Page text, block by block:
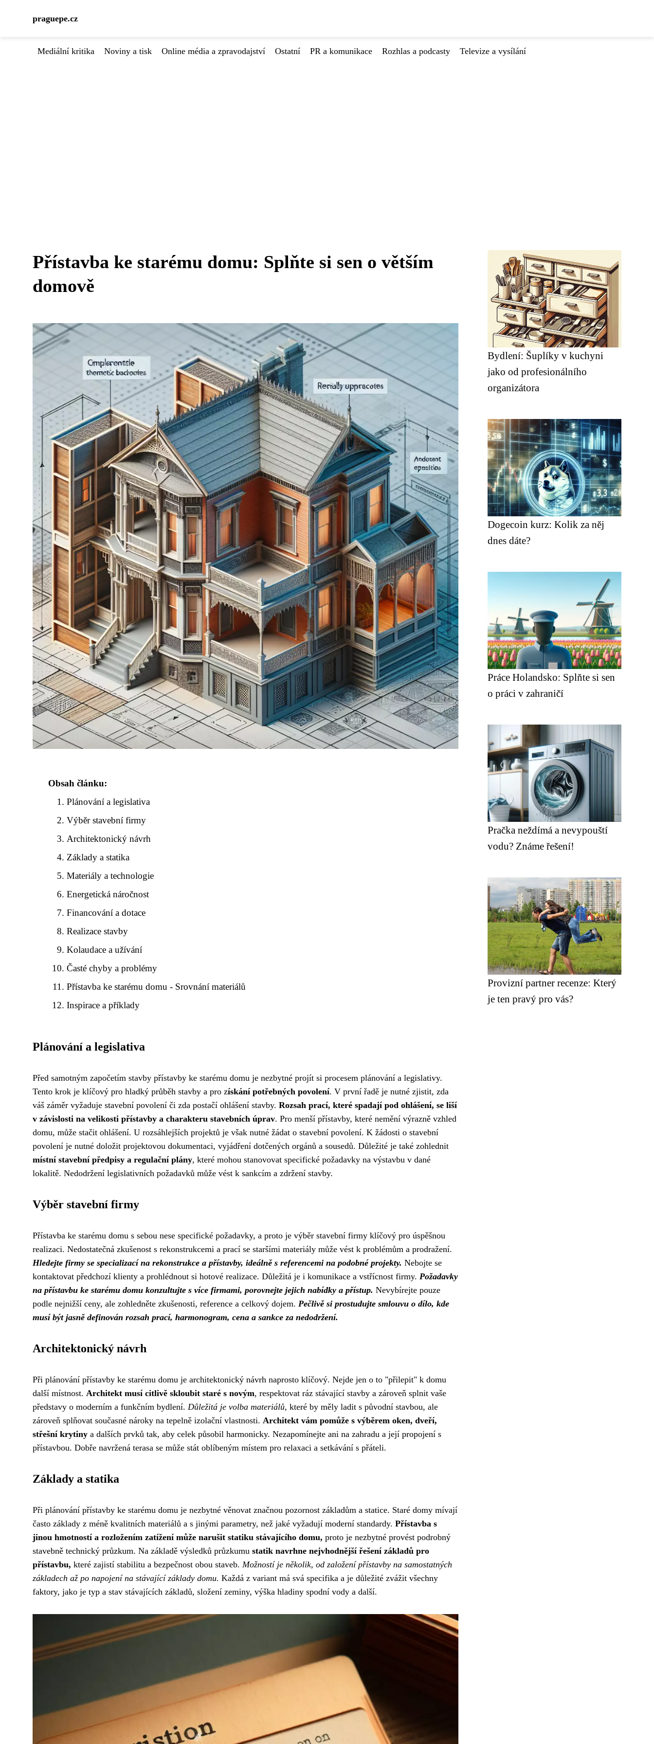
praguepe.cz
Mediální kritika Noviny a tisk Online média a zpravodajství Ostatní PR a komunikace Rozhlas a podcasty Televize a vysílání
Přístavba ke starému domu: Splňte si sen o větším
domově
Obsah článku:
Plánování a legislativa
Výběr stavební firmy
Architektonický návrh
Základy a statika
Materiály a technologie
Energetická náročnost
Financování a dotace
Realizace stavby
Kolaudace a užívání
Časté chyby a problémy
Přístavba ke starému domu - Srovnání materiálů
Inspirace a příklady
Plánování a legislativa
Před samotným započetím stavby přístavby ke starému domu je nezbytné projít si procesem plánování a legislativy.
Tento krok je klíčový pro hladký průběh stavby a pro získání potřebných povolení. V první řadě je nutné zjistit, zda
váš záměr vyžaduje stavební povolení či zda postačí ohlášení stavby. Rozsah prací, které spadají pod ohlášení, se liší
v závislosti na velikosti přístavby a charakteru stavebních úprav. Pro menší přístavby, které nemění výrazně vzhled
domu, může stačit ohlášení. U rozsáhlejších projektů je však nutné žádat o stavební povolení. K žádosti o stavební
povolení je nutné doložit projektovou dokumentaci, vyjádření dotčených orgánů a sousedů. Důležité je také zohlednit
místní stavební předpisy a regulační plány, které mohou stanovovat specifické požadavky na výstavbu v dané
lokalitě. Nedodržení legislativních požadavků může vést k sankcím a zdržení stavby.
Výběr stavební firmy
Přístavba ke starému domu s sebou nese specifické požadavky, a proto je výběr stavební firmy klíčový pro úspěšnou
realizaci. Nedostatečná zkušenost s rekonstrukcemi a prací se staršími materiály může vést k problémům a prodražení.
Hledejte firmy se specializací na rekonstrukce a přístavby, ideálně s referencemi na podobné projekty. Nebojte se
kontaktovat předchozí klienty a prohlédnout si hotové realizace. Důležitá je i komunikace a vstřícnost firmy. Požadavky
na přístavbu ke starému domu konzultujte s více firmami, porovnejte jejich nabídky a přístup. Nevybírejte pouze
podle nejnižší ceny, ale zohledněte zkušenosti, reference a celkový dojem. Pečlivě si prostudujte smlouvu o dílo, kde
musí být jasně definován rozsah prací, harmonogram, cena a sankce za nedodržení.
Architektonický návrh
Při plánování přístavby ke starému domu je architektonický návrh naprosto klíčový. Nejde jen o to "přilepit" k domu
další místnost. Architekt musí citlivě skloubit staré s novým, respektovat ráz stávající stavby a zároveň splnit vaše
představy o moderním a funkčním bydlení. Důležitá je volba materiálů, které by měly ladit s původní stavbou, ale
zároveň splňovat současné nároky na tepelně izolační vlastnosti. Architekt vám pomůže s výběrem oken, dveří,
střešní krytiny a dalších prvků tak, aby celek působil harmonicky. Nezapomínejte ani na zahradu a její propojení s
přístavbou. Dobře navržená terasa se může stát oblíbeným místem pro relaxaci a setkávání s přáteli.
Základy a statika
Při plánování přístavby ke starému domu je nezbytné věnovat značnou pozornost základům a statice. Staré domy mívají
často základy z méně kvalitních materiálů a s jinými parametry, než jaké vyžadují moderní standardy. Přístavba s
jinou hmotností a rozložením zatížení může narušit statiku stávajícího domu, proto je nezbytné provést podrobný
stavebně technický průzkum. Na základě výsledků průzkumu statik navrhne nejvhodnější řešení základů pro
přístavbu, které zajistí stabilitu a bezpečnost obou staveb. Možností je několik, od založení přístavby na samostatných
základech až po napojení na stávající základy domu. Každá z variant má svá specifika a je důležité zvážit všechny
faktory, jako je typ a stav stávajících základů, složení zeminy, výška hladiny spodní vody a další.
Bydlení: Šuplíky v kuchyni
jako od profesionálního
organizátora
Dogecoin kurz: Kolik za něj
dnes dáte?
Práce Holandsko: Splňte si sen
o práci v zahraničí
Pračka neždímá a nevypouští
vodu? Známe řešení!
Provizní partner recenze: Který
je ten pravý pro vás?